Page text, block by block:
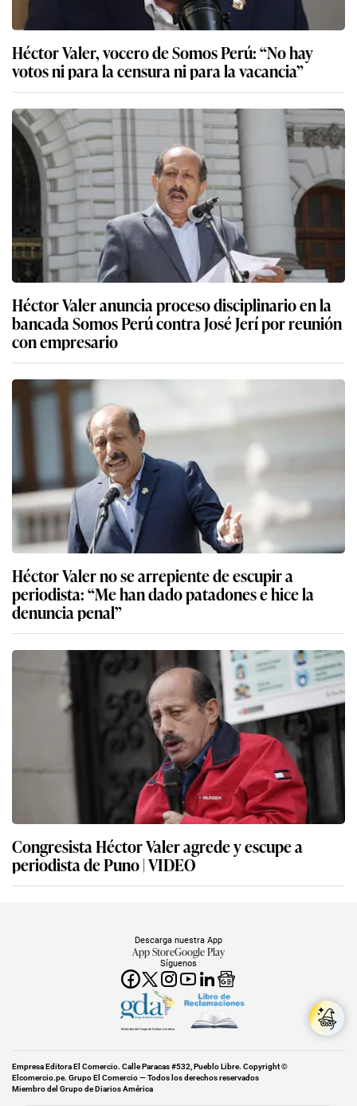
Héctor Valer, vocero de Somos Perú: “No hay
votos ni para la censura ni para la vacancia”
Héctor Valer anuncia proceso disciplinario en la
bancada Somos Perú contra José Jerí por reunión
con empresario
Héctor Valer no se arrepiente de escupir a
periodista: “Me han dado patadones e hice la
denuncia penal”
Congresista Héctor Valer agrede y escupe a
periodista de Puno | VIDEO
Síguenos
Descarga nuestra App
App StoreGoogle Play
Miembro del Grupo de Diarios América
Empresa Editora El Comercio. Calle Paracas #532, Pueblo Libre. Copyright ©
Elcomercio.pe. Grupo El Comercio — Todos los derechos reservados
Miembro del Grupo de Diarios América